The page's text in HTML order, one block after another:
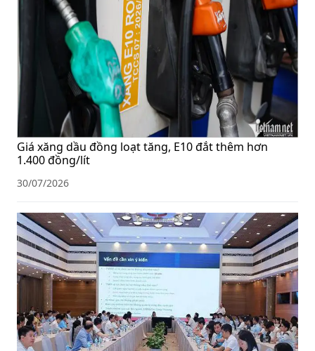
Giá xăng dầu đồng loạt tăng, E10 đắt thêm hơn
1.400 đồng/lít
30/07/2026